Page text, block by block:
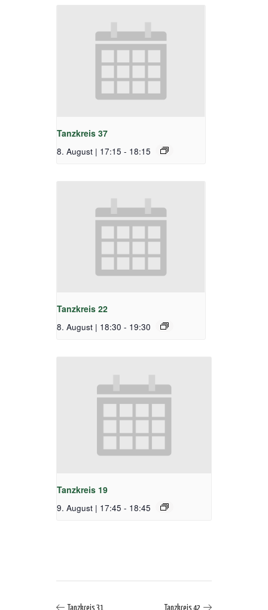
Tanzkreis 37
8. August | 17:15 - 18:15
Tanzkreis 22
8. August | 18:30 - 19:30
Tanzkreis 19
9. August | 17:45 - 18:45
Tanzkreis 31 Tanzkreis 42